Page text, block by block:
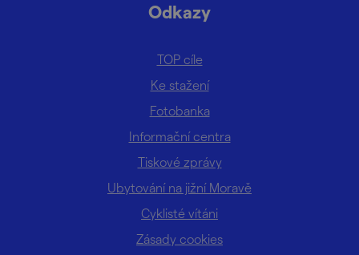
Odkazy
TOP cíle
Ke stažení
Fotobanka
Informační centra
Tiskové zprávy
Ubytování na jižní Moravě
Cyklisté vítáni
Zásady cookies